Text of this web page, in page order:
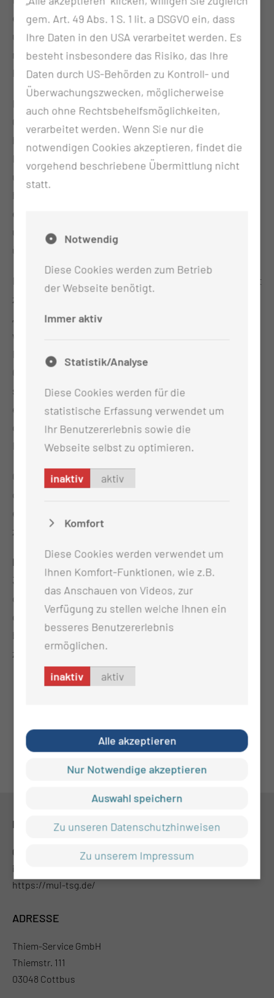
erzählt der 39-jährige Martin Handke. „Wir freuen
uns, dass alle wohlauf sind und stellen uns jetzt der
neuen Herausforderung“, ergänzt die 40-jährige
Katharina Handke.
Das Paar hat bereits zwei Kinder, die ebenfalls in
Cottbus am Klinikum das Licht der Welt erblickt
haben. Der sechsjährige Fritz und die zehnjährige
Leni komplettieren das Familienglück. „Wir haben
uns ein drittes Kind gewünscht. Als ich erfahren
habe, dass es drei werden, war ich aber schon sehr
erstaunt und bin sofort zu meinem Mann gefahren,
um ihm die überraschende Botschaft zu
überbringen“, denkt Katharina Handke zurück.
Mit der Betreuung vor, während und nach der Geburt
zeigt sich die neue Großfamilie äußerst zufrieden.
„Ein großer Dank geht an die Hebammen und alle
weiteren Beteiligten im Kreißsaal, an das Team der
Frühchenstation und an die Mitarbeitenden der
Gynäkologie, die uns wunderbar unterstützt haben“,
sind sich die Handkes einig. „Wir hatten jederzeit
ein gutes Gefühl. Schön, dass es solch eine
qualitativ hochwertige medizinische Betreuung für
Frühgeborene in Cottbus gibt.“
Glücklich hat die siebenköpfige Familie am 30. Juli
das Universitätsklinikum verlassen, um nun in den
eigenen vier Wänden den neuen Lebensabschnitt
zu genießen.
Hintergrund:2024 sind bislang am CTK (1.1.24 bis
30.06.24) und in den ersten Wochen seit Gründung
des Universitätsklinikums (ab 1.7.24) 542 Kinder
geboren worden (Stand: 30.07.2024). Darunter
befinden sich 263 Mädchen und 279 Jungen. Hierzu
zählen 16 Zwillingspaare und eine Drillingsgeburt.
KONTAKT
0355 46 -0
info@mul-ct.de
https://mul-tsg.de/
ADRESSE
Thiem-Service GmbH
Thiemstr. 111
03048 Cottbus
gem. Art. 49 Abs. 1 S. 1 lit. a DSGVO ein, dass
Ihre Daten in den USA verarbeitet werden. Es
besteht insbesondere das Risiko, das Ihre
Daten durch US-Behörden zu Kontroll- und
Überwachungszwecken, möglicherweise
auch ohne Rechtsbehelfsmöglichkeiten,
verarbeitet werden. Wenn Sie nur die
notwendigen Cookies akzeptieren, findet die
vorgehend beschriebene Übermittlung nicht
statt.
Notwendig
Diese Cookies werden zum Betrieb
der Webseite benötigt.
Immer aktiv
Statistik/Analyse
Diese Cookies werden für die
statistische Erfassung verwendet um
Ihr Benutzererlebnis sowie die
Webseite selbst zu optimieren.
inaktiv aktiv
Komfort
Diese Cookies werden verwendet um
Ihnen Komfort-Funktionen, wie z.B.
das Anschauen von Videos, zur
Verfügung zu stellen welche Ihnen ein
besseres Benutzererlebnis
ermöglichen.
inaktiv aktiv
Alle akzeptieren
Nur Notwendige akzeptieren
Auswahl speichern
Zu unseren Datenschutzhinweisen
Zu unserem Impressum